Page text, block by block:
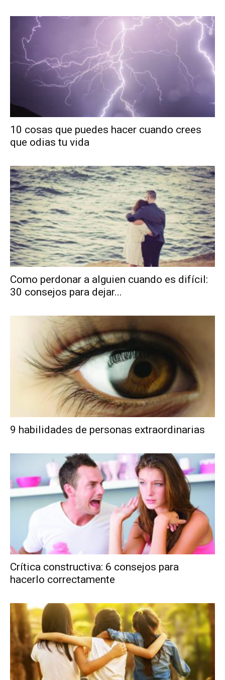
10 cosas que puedes hacer cuando crees
que odias tu vida
Como perdonar a alguien cuando es difícil:
30 consejos para dejar...
9 habilidades de personas extraordinarias
Crítica constructiva: 6 consejos para
hacerlo correctamente